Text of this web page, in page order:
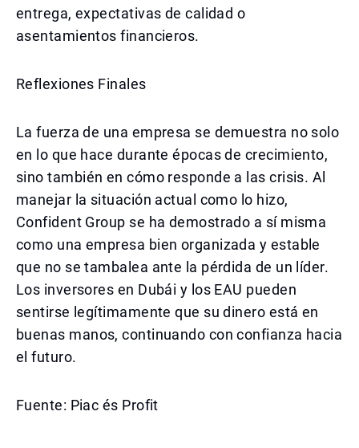
entrega, expectativas de calidad o
asentamientos financieros.
Reflexiones Finales
La fuerza de una empresa se demuestra no solo
en lo que hace durante épocas de crecimiento,
sino también en cómo responde a las crisis. Al
manejar la situación actual como lo hizo,
Confident Group se ha demostrado a sí misma
como una empresa bien organizada y estable
que no se tambalea ante la pérdida de un líder.
Los inversores en Dubái y los EAU pueden
sentirse legítimamente que su dinero está en
buenas manos, continuando con confianza hacia
el futuro.
Fuente: Piac és Profit